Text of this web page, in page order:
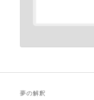
夢の解釈